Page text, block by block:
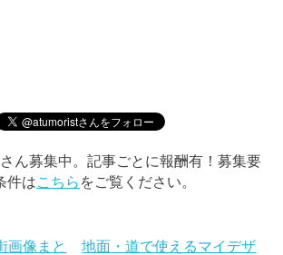
ん募集中。記事ごとに報酬有！募集要
件はこちら をご覧ください。
画像まと
地面・道で使えるマイデザ